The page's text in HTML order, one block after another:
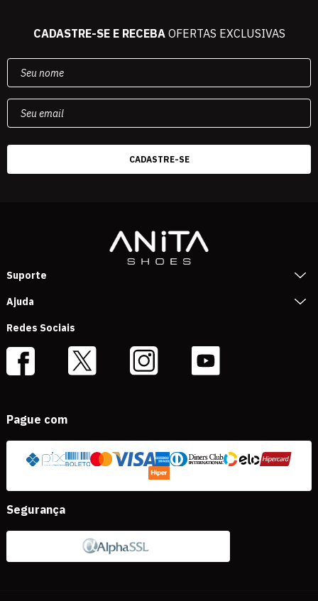
CADASTRE-SE E RECEBAOFERTAS EXCLUSIVAS
Suporte
Ajuda
Redes Sociais
Pague com
Segurança